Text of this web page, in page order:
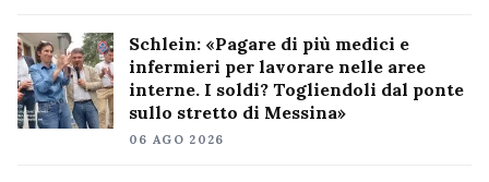
Schlein: «Pagare di più medici e
infermieri per lavorare nelle aree
interne. I soldi? Togliendoli dal ponte
sullo stretto di Messina»
06 AGO 2026